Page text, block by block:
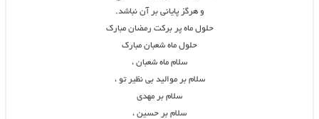
و هرگز پایانی بر آن نباشد.
حلول ماه پر برکت رمضان مبارک
حلول ماه شعبان مبارک
سلام ماه شعبان ،
سلام بر موالید بی نظیر تو ،
سلام بر مهدی
سلام بر حسین ،